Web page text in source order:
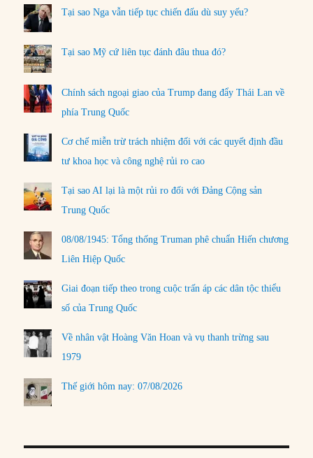
Tại sao Nga vẫn tiếp tục chiến đấu dù suy yếu?
Tại sao Mỹ cứ liên tục đánh đâu thua đó?
Chính sách ngoại giao của Trump đang đẩy Thái Lan về
phía Trung Quốc
Cơ chế miễn trừ trách nhiệm đối với các quyết định đầu
tư khoa học và công nghệ rủi ro cao
Tại sao AI lại là một rủi ro đối với Đảng Cộng sản
Trung Quốc
08/08/1945: Tổng thống Truman phê chuẩn Hiến chương
Liên Hiệp Quốc
Giai đoạn tiếp theo trong cuộc trấn áp các dân tộc thiểu
số của Trung Quốc
Về nhân vật Hoàng Văn Hoan và vụ thanh trừng sau
1979
Thế giới hôm nay: 07/08/2026